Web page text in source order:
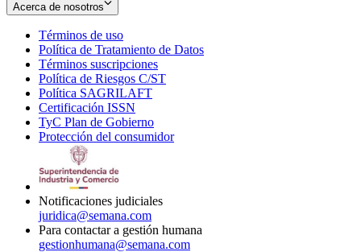
Acerca de nosotros
Términos de uso
in
new
window
Política de Tratamiento de Datos
Términos suscripciones
in
Política de Riesgos C/ST
Política SAGRILAFT
new
window
Certificación ISSN
in
new
TyC Plan de Gobierno
in
Protección del consumidorOpens
Notificaciones judiciales
juridica@semana.com
Para contactar a gestión humana
gestionhumana@semana.com